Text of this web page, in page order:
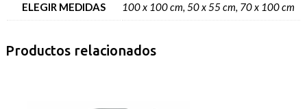
ELEGIR MEDIDAS 100 x 100 cm, 50 x 55 cm, 70 x 100 cm
Productos relacionados